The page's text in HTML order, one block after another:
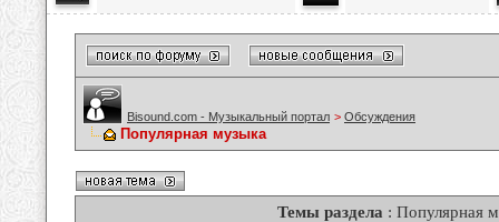
Bisound.com - Музыкальный портал > Обсуждения
Популярная музыка
Темы раздела : Популярная